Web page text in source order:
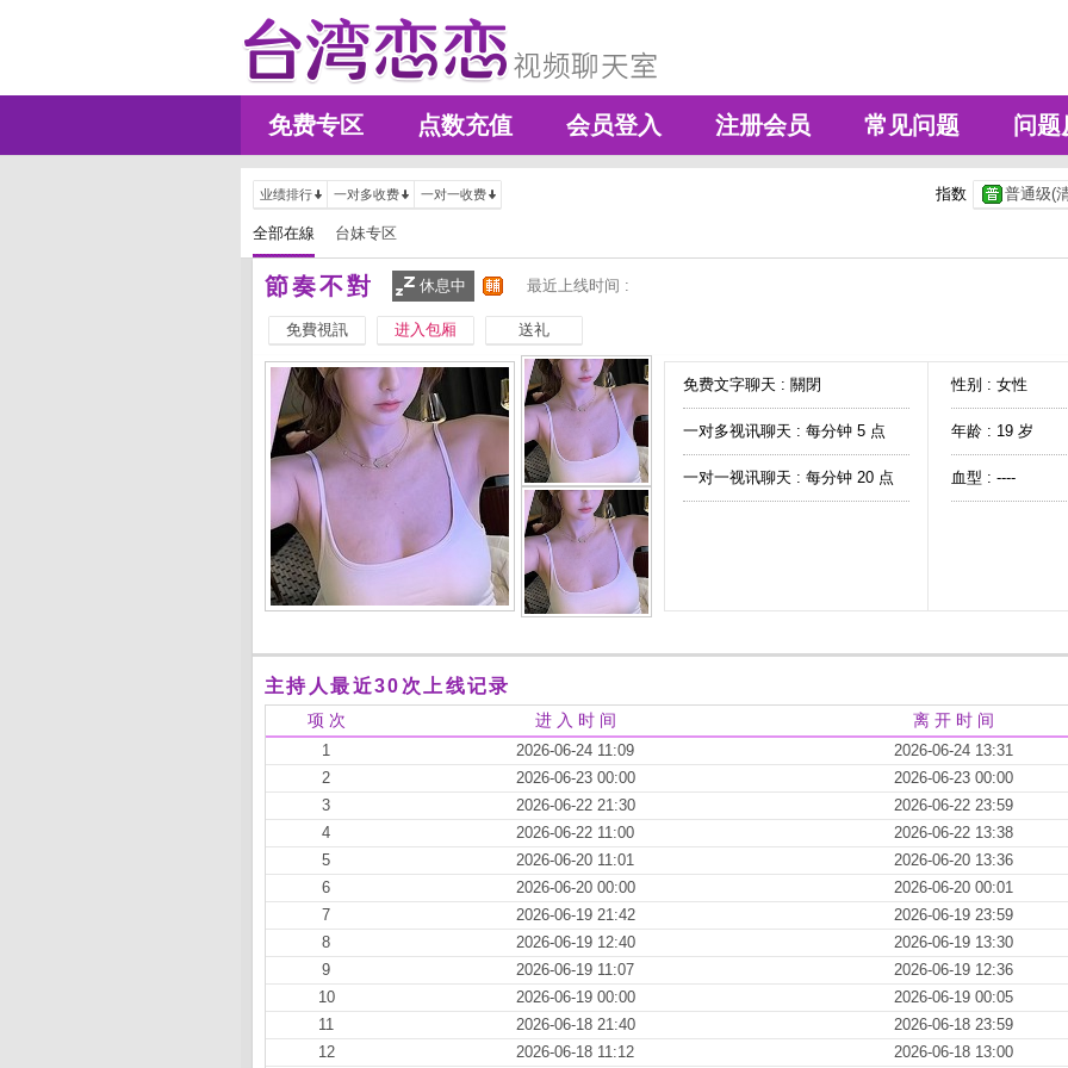
免费专区 点数充值 会员登入 注册会员 常见问题 问题
业绩排行 一对多收费 一对一收费 指数 普通级(
全部在線 台妹专区
節奏不對 休息中 最近上线时间 :
免費視訊 进入包厢 送礼
免费文字聊天 : 關閉
一对多视讯聊天 : 每分钟 5 点
一对一视讯聊天 : 每分钟 20 点
性别 : 女性
年龄 : 19 岁
血型 : ----
主持人最近30次上线记录
项 次 进 入 时 间 离 开 时 间
1 2026-06-24 11:09
2026-06-24 13:31
2
2026-06-23 00:00
2026-06-23 00:00
3
2026-06-22 21:30
2026-06-22 23:59
4
2026-06-22 11:00
2026-06-22 13:38
5
2026-06-20 11:01
2026-06-20 13:36
6
2026-06-20 00:00
2026-06-20 00:01
7
2026-06-19 21:42
2026-06-19 23:59
8
2026-06-19 12:40
2026-06-19 13:30
9
2026-06-19 11:07
2026-06-19 12:36
10
2026-06-19 00:00
2026-06-19 00:05
11
2026-06-18 21:40
2026-06-18 23:59
12
2026-06-18 11:12 2026-06-18 13:00